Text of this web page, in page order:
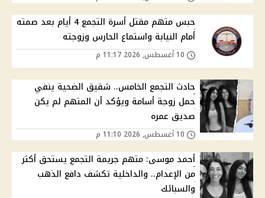
حبس متهم مقتل أسرة التجمع 4 أيام بعد صمته
أمام النيابة واستماع الحارس وزوجته
حادث التجمع الخامس.. شقيق الضحية ينفي
حمل زوجة أسامة ويؤكد أن المتهم لم يكن
صديق عمره
أحمد موسى: متهم جريمة التجمع يستحق أكثر
من الإعدام.. والداخلية تكشف دافع الذهب
والسبائك